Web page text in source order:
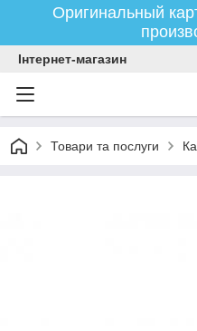
Оригинальный
Інтернет-магазин
Товари та послуги